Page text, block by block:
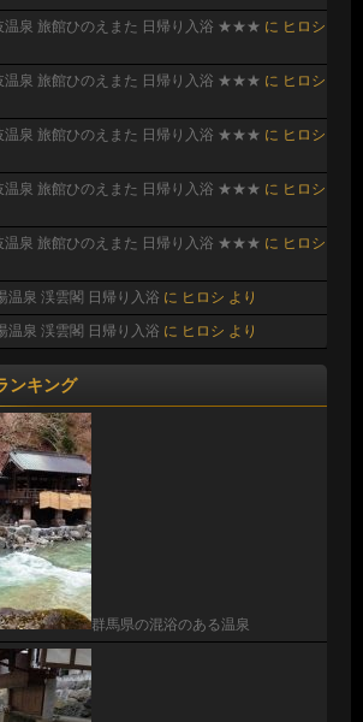
温泉 旅館ひのえまた 日帰り入浴 ★★★ に ヒロシ
温泉 旅館ひのえまた 日帰り入浴 ★★★ に ヒロシ
温泉 旅館ひのえまた 日帰り入浴 ★★★ に ヒロシ
温泉 旅館ひのえまた 日帰り入浴 ★★★ に ヒロシ
温泉 旅館ひのえまた 日帰り入浴 ★★★ に ヒロシ
温泉 渓雲閣 日帰り入浴 に ヒロシ より
温泉 渓雲閣 日帰り入浴 に ヒロシ より
ンキング
群馬県の混浴のある温泉